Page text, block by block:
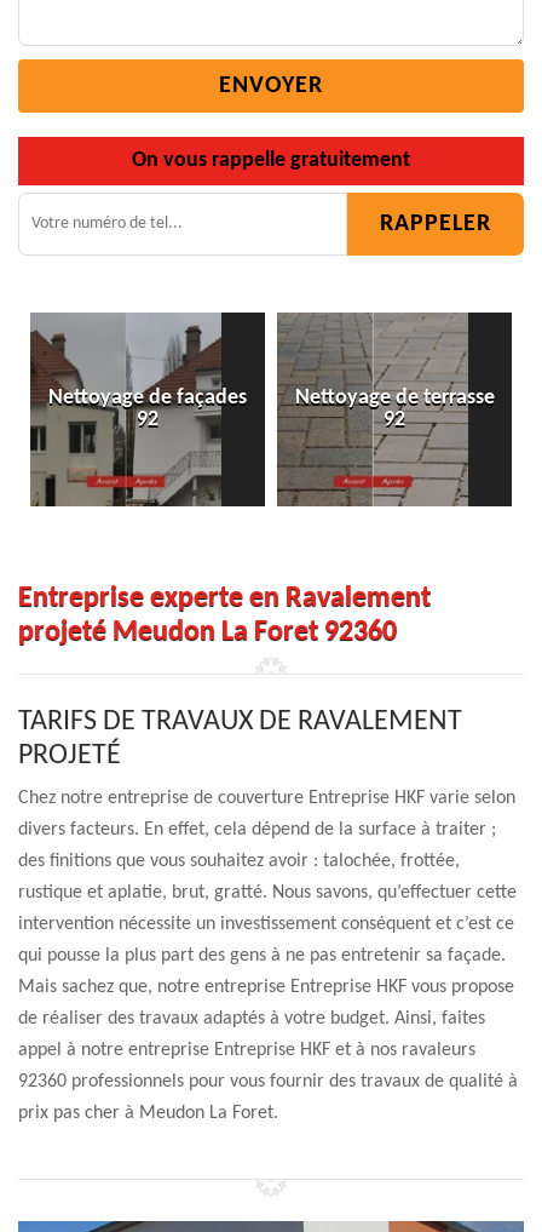
On vous rappelle gratuitement
Nettoyage de façades
92
Nettoyage de terrasse
92
Entreprise experte en Ravalement
projeté Meudon La Foret 92360
TARIFS DE TRAVAUX DE RAVALEMENT
PROJETÉ
Chez notre entreprise de couverture Entreprise HKF varie selon
divers facteurs. En effet, cela dépend de la surface à traiter ;
des finitions que vous souhaitez avoir : talochée, frottée,
rustique et aplatie, brut, gratté. Nous savons, qu’effectuer cette
intervention nécessite un investissement conséquent et c’est ce
qui pousse la plus part des gens à ne pas entretenir sa façade.
Mais sachez que, notre entreprise Entreprise HKF vous propose
de réaliser des travaux adaptés à votre budget. Ainsi, faites
appel à notre entreprise Entreprise HKF et à nos ravaleurs
92360 professionnels pour vous fournir des travaux de qualité à
prix pas cher à Meudon La Foret.